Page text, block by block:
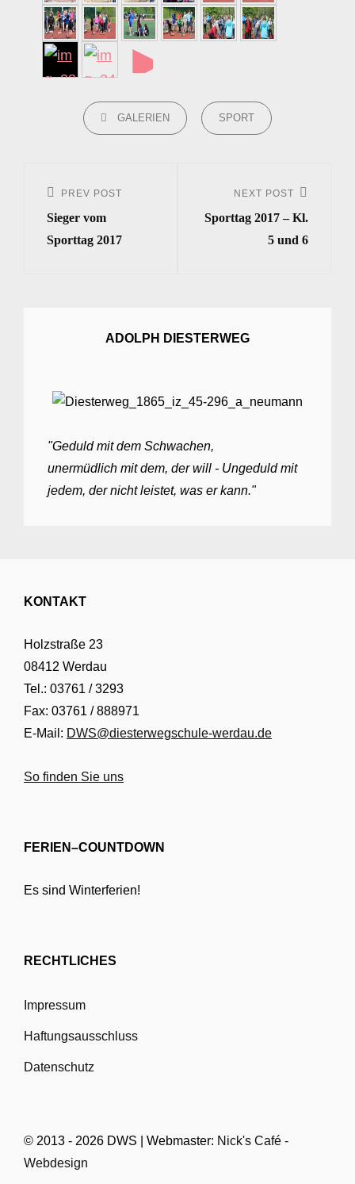
►
CATEGORIES
GALERIEN SPORT
Navigation
Previous
Post
PREV POST
Sieger vom
Sporttag 2017
Post
NEXT POST
Sporttag 2017 – Kl.
5 und 6
ADOLPH DIESTERWEG
"Geduld mit dem Schwachen,
unermüdlich mit dem, der will - Ungeduld mit
jedem, der nicht leistet, was er kann."
KONTAKT
Holzstraße 23
08412 Werdau
Tel.: 03761 / 3293
Fax: 03761 / 888971
E-Mail: DWS@diesterwegschule-werdau.de
So finden Sie uns
FERIEN–COUNTDOWN
Es sind Winterferien!
RECHTLICHES
Impressum
Haftungsausschluss
Datenschutz
© 2013 - 2026 DWS | Webmaster: Nick's Café -
Webdesign